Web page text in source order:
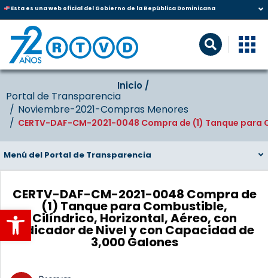
Abrir barra de herramientas
Esta es una web oficial del Gobierno de la República Dominicana
Inicio‎‎ /‎ ‎
Portal de Transparencia
Noviembre-2021-Compras Menores
CERTV-DAF-CM-2021-0048 Compra de (1) Tanque
Menú del Portal de Transparencia
CERTV-DAF-CM-2021-0048 Compra de
(1) Tanque para Combustible,
Cilíndrico, Horizontal, Aéreo, con
Indicador de Nivel y con Capacidad de
3,000 Galones